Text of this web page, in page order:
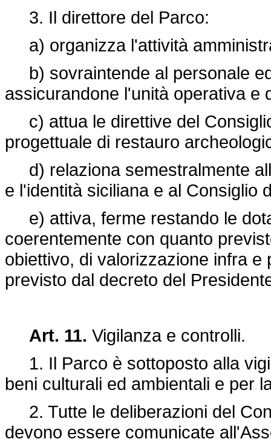
3. Il direttore del Parco:
a) organizza l'attività
b) sovraintende al personale
assicurandone l'unità operativa e
c) attua le direttive del
progettuale di restauro
d) relaziona semestralmente
e l'identità siciliana e al Consiglio
e) attiva, ferme restando le
coerentemente con quanto
obiettivo, di valorizzazione infra
previsto dal decreto del
Art. 11. Vigilanza e controlli.
1. Il Parco è sottoposto alla
beni culturali ed ambientali e per
2. Tutte le deliberazioni del
devono essere comunicate